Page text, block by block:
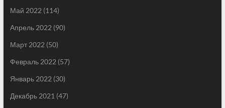
Май 2022 (114)
Апрель 2022 (90)
Март 2022 (50)
Февраль 2022 (57)
Январь 2022 (30)
Декабрь 2021 (47)